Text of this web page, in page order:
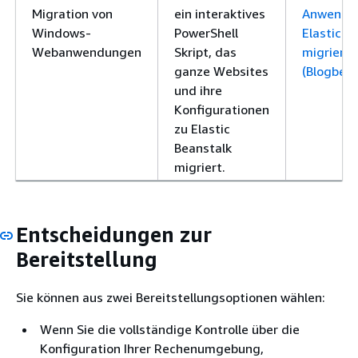
Migration von
Windows-
Webanwendungen
ein interaktives
PowerShell
Skript, das
ganze Websites
und ihre
Konfigurationen
zu Elastic
Beanstalk
migriert.
Elastic
migrieren
Entscheidungen zur
Bereitstellung
Sie können aus zwei Bereitstellungsoptionen wählen:
Wenn Sie die vollständige Kontrolle über die
Konfiguration Ihrer Rechenumgebung,